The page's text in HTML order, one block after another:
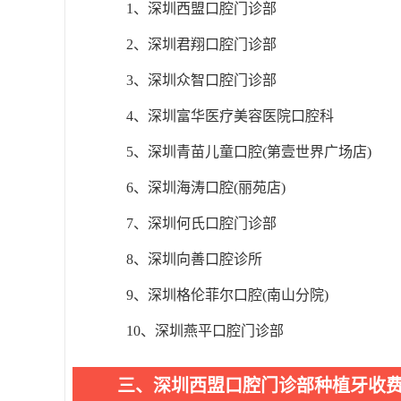
1、深圳西盟口腔门诊部
2、深圳君翔口腔门诊部
3、深圳众智口腔门诊部
4、深圳富华医疗美容医院口腔科
5、深圳青苗儿童口腔(第壹世界广场店)
6、深圳海涛口腔(丽苑店)
7、深圳何氏口腔门诊部
8、深圳向善口腔诊所
9、深圳格伦菲尔口腔(南山分院)
10、深圳燕平口腔门诊部
三、深圳西盟口腔门诊部种植牙收